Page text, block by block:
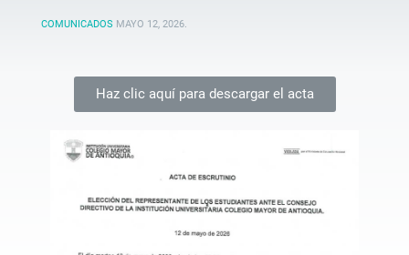
COMUNICADOS MAYO 12, 2026.
Haz clic aquí para descargar el acta